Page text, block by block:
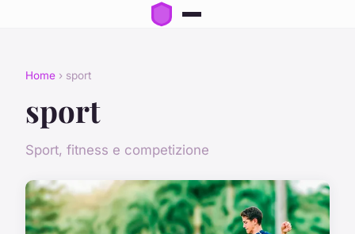
Home › sport
sport
Sport, fitness e competizione